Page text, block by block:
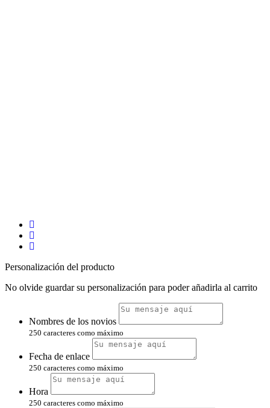
Personalización del producto
No olvide guardar su personalización para poder añadirla al carrito
Nombres de los novios
250 caracteres como máximo
Fecha de enlace
250 caracteres como máximo
Hora
250 caracteres como máximo